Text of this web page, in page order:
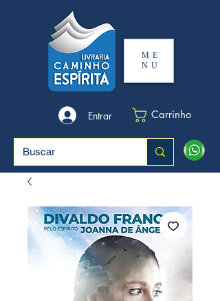
ME
NU
Entrar Carrinho